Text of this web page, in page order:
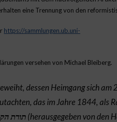
eine Trennung von den
https://sammlungen.ub.uni-
versehen von Michael Bleiberg.
dessen Heimgang sich am
das im Jahre 1844, als
תורת (herausgegeben von den